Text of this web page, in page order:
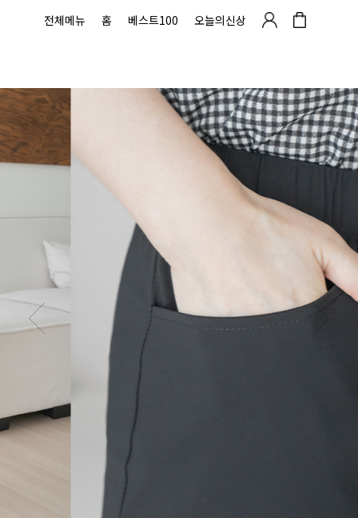
전체메뉴 홈 베스트100 오늘의신상